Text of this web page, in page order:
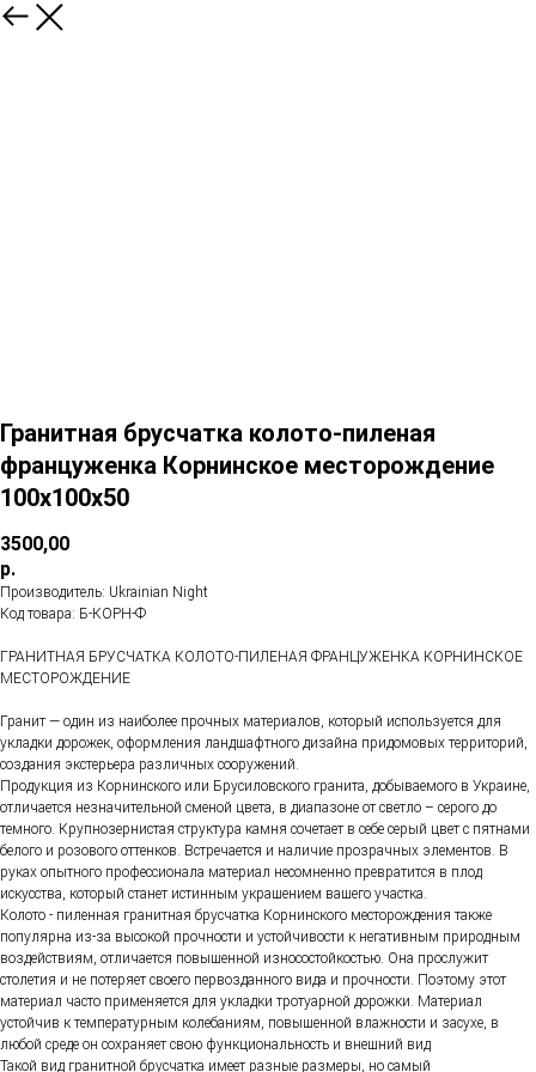
Гранитная брусчатка колото-пиленая
француженка Корнинское месторождение
100х100х50
3500,00
р.
Производитель: Ukrainian Night
Код товара: Б-КОРН-Ф
ГРАНИТНАЯ БРУСЧАТКА КОЛОТО-ПИЛЕНАЯ ФРАНЦУЖЕНКА КОРНИНСКОЕ
МЕСТОРОЖДЕНИЕ
Гранит — один из наиболее прочных материалов, который используется для
укладки дорожек, оформления ландшафтного дизайна придомовых территорий,
создания экстерьера различных сооружений.
Продукция из Корнинского или Брусиловского гранита, добываемого в Украине,
отличается незначительной сменой цвета, в диапазоне от светло – серого до
темного. Крупнозернистая структура камня сочетает в себе серый цвет с пятнами
белого и розового оттенков. Встречается и наличие прозрачных элементов. В
руках опытного профессионала материал несомненно превратится в плод
искусства, который станет истинным украшением вашего участка.
Колото - пиленная гранитная брусчатка Корнинского месторождения также
популярна из-за высокой прочности и устойчивости к негативным природным
воздействиям, отличается повышенной износостойкостью. Она прослужит
столетия и не потеряет своего первозданного вида и прочности. Поэтому этот
материал часто применяется для укладки тротуарной дорожки. Материал
устойчив к температурным колебаниям, повышенной влажности и засухе, в
любой среде он сохраняет свою функциональность и внешний вид
Такой вид гранитной брусчатка имеет разные размеры, но самый